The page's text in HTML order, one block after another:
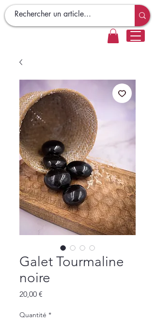
Galet Tourmaline
noire
20,00 €
Quantité *